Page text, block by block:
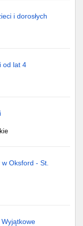
i dorosłych
od lat 4
Oksford - St.
Wyjątkowe